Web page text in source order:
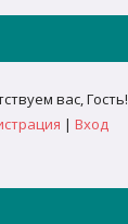
вас,Гость!
| Вход